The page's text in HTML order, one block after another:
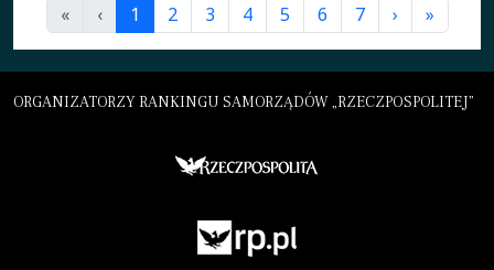
« ‹ 1 2 3 4 5 6 7 › »
ORGANIZATORZY RANKINGU SAMORZĄDÓW „RZECZPOSPOLITEJ”